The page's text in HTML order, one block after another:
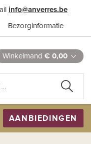
info@anverres.be
Bezorginformatie
Winkelmand € 0,00
AANBIEDINGEN